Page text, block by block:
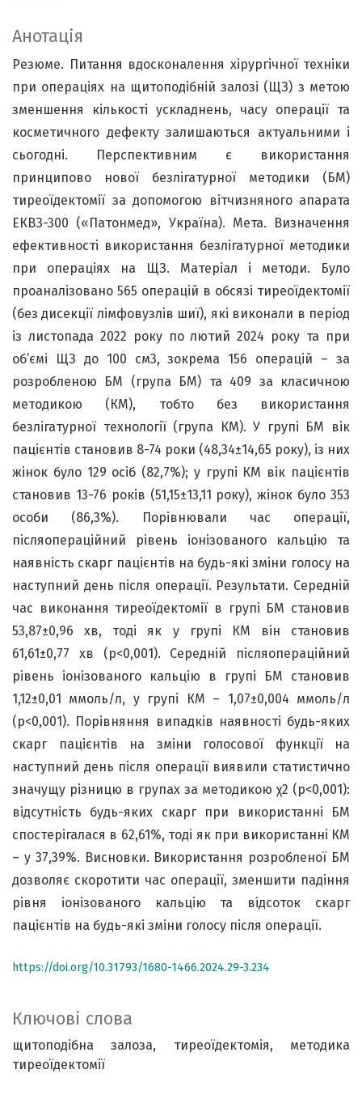
Ключові слова
щитоподібна залоза, тиреоїдектомія, методика
тиреоїдектомії
Анотація
Резюме. Питання вдосконалення хірургічної техніки
при операціях на щитоподібній залозі (ЩЗ) з метою
зменшення кількості ускладнень, часу операції та
косметичного дефекту залишаються актуальними і
сьогодні. Перспективним є використання
принципово нової безлігатурної методики (БМ)
тиреоїдектомії за допомогою вітчизняного апарата
ЕКВЗ-300 («Патонмед», Україна). Мета. Визначення
ефективності використання безлігатурної методики
при операціях на ЩЗ. Матеріал і методи. Було
проаналізовано 565 операцій в обсязі тиреоїдектомії
(без дисекції лімфовузлів шиї), які виконали в період
із листопада 2022 року по лютий 2024 року та при
об’ємі ЩЗ до 100 см3, зокрема 156 операцій – за
розробленою БМ (група БМ) та 409 за класичною
методикою (КМ), тобто без використання
безлігатурної технології (група КМ). У групі БМ вік
пацієнтів становив 8-74 роки (48,34±14,65 року), із них
жінок було 129 осіб (82,7%); у групі КМ вік пацієнтів
становив 13-76 років (51,15±13,11 року), жінок було 353
особи (86,3%). Порівнювали час операції,
післяопераційний рівень іонізованого кальцію та
наявність скарг пацієнтів на будь-які зміни голосу на
наступний день після операції. Результати. Середній
час виконання тиреоїдектомії в групі БМ становив
53,87±0,96 хв, тоді як у групі КМ він становив
61,61±0,77 хв (p<0,001). Середній післяопераційний
рівень іонізованого кальцію в групі БМ становив
1,12±0,01 ммоль/л, у групі КМ – 1,07±0,004 ммоль/л
(p<0,001). Порівняння випадків наявності будь-яких
скарг пацієнтів на зміни голосової функції на
наступний день після операції виявили статистично
значущу різницю в групах за методикою χ2 (p<0,001):
відсутність будь-яких скарг при використанні БМ
спостерігалася в 62,61%, тоді як при використанні КМ
– у 37,39%. Висновки. Використання розробленої БМ
дозволяє скоротити час операції, зменшити падіння
рівня іонізованого кальцію та відсоток скарг
пацієнтів на будь-які зміни голосу після операції.
https://doi.org/10.31793/1680-1466.2024.29-3.234